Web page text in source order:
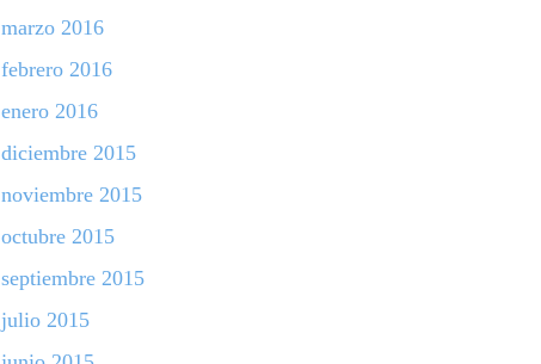
marzo 2016
febrero 2016
enero 2016
diciembre 2015
noviembre 2015
octubre 2015
septiembre 2015
julio 2015